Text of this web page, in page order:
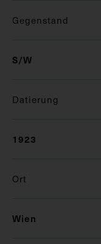
Gegenstand
S/W
Datierung
1923
Ort
Wien